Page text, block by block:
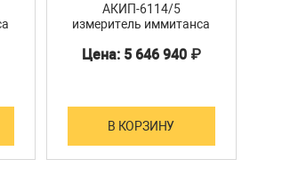
АКИП-6114/5
измеритель иммитанса
Цена: 5 646 940 ₽
В КОРЗИНУ